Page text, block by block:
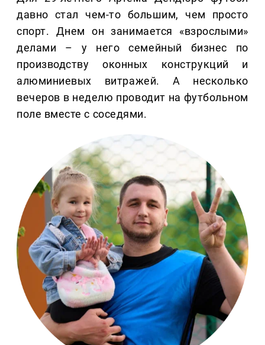
давно стал чем-то большим, чем просто
спорт. Днем он занимается «взрослыми»
делами – у него семейный бизнес по
производству оконных конструкций и
алюминиевых витражей. А несколько
вечеров в неделю проводит на футбольном
поле вместе с соседями.